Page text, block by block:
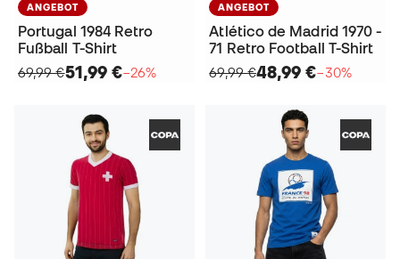
ANGEBOT
Portugal 1984 Retro
Fußball T-Shirt
69,99 €51,99 €−26%
ANGEBOT
Atlético de Madrid 1970 -
71 Retro Football T-Shirt
69,99 €48,99 €−30%